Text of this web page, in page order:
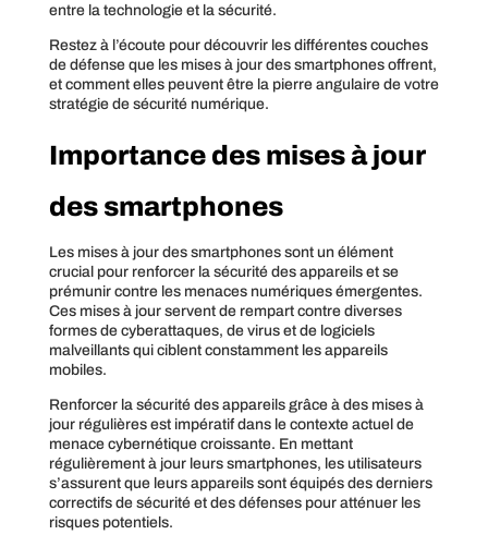
entre la technologie et la sécurité.
Restez à l’écoute pour découvrir les différentes couches
de défense que les mises à jour des smartphones offrent,
et comment elles peuvent être la pierre angulaire de votre
stratégie de sécurité numérique.
Importance des mises à jour
des smartphones
Les mises à jour des smartphones sont un élément
crucial pour renforcer la sécurité des appareils et se
prémunir contre les menaces numériques émergentes.
Ces mises à jour servent de rempart contre diverses
formes de cyberattaques, de virus et de logiciels
malveillants qui ciblent constamment les appareils
mobiles.
Renforcer la sécurité des appareils grâce à des mises à
jour régulières est impératif dans le contexte actuel de
menace cybernétique croissante. En mettant
régulièrement à jour leurs smartphones, les utilisateurs
s’assurent que leurs appareils sont équipés des derniers
correctifs de sécurité et des défenses pour atténuer les
risques potentiels.